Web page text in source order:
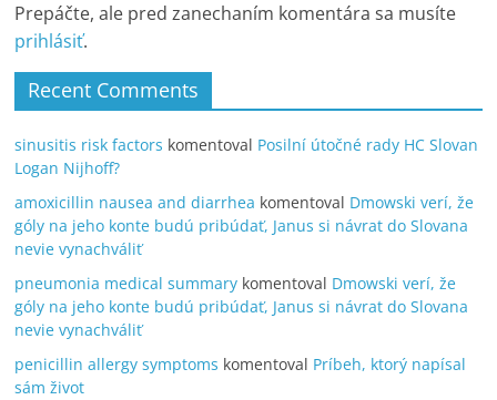
Prepáčte, ale pred zanechaním komentára sa musíte
prihlásiť.
Recent Comments
sinusitis risk factors komentoval Posilní útočné rady HC Slovan
Logan Nijhoff?
amoxicillin nausea and diarrhea komentoval Dmowski verí, že
góly na jeho konte budú pribúdať, Janus si návrat do Slovana
nevie vynachváliť
pneumonia medical summary komentoval Dmowski verí, že
góly na jeho konte budú pribúdať, Janus si návrat do Slovana
nevie vynachváliť
penicillin allergy symptoms komentoval Príbeh, ktorý napísal
sám život